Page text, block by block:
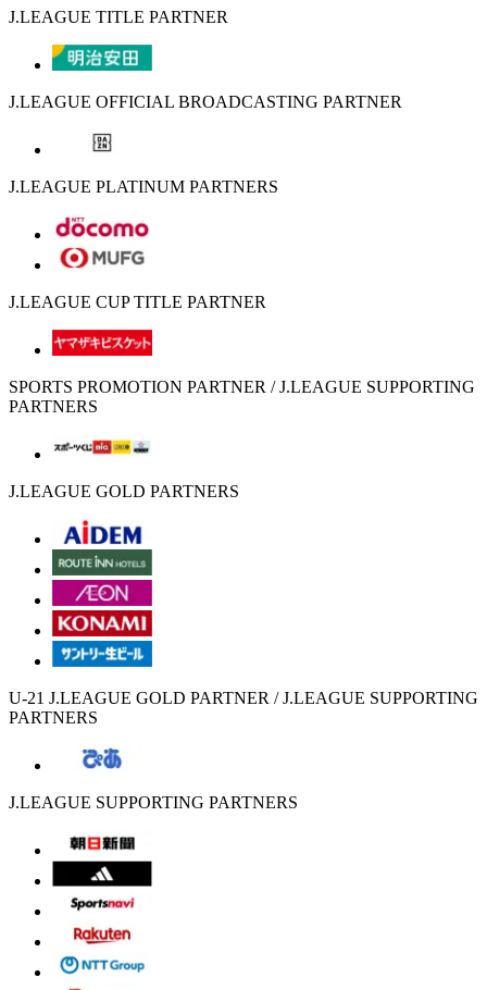
J.LEAGUE TITLE PARTNER
J.LEAGUE OFFICIAL BROADCASTING PARTNER
J.LEAGUE PLATINUM PARTNERS
J.LEAGUE CUP TITLE PARTNER
SPORTS PROMOTION PARTNER / J.LEAGUE SUPPORTING
PARTNERS
J.LEAGUE GOLD PARTNERS
U-21 J.LEAGUE GOLD PARTNER / J.LEAGUE SUPPORTING
PARTNERS
J.LEAGUE SUPPORTING PARTNERS